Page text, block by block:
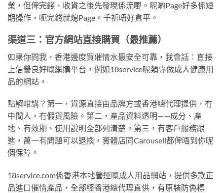
業，但俾完錢、收貨之後先發現係流嘢。呢啲Page好多係短
期操作，呃完錢就熄Page。千祈唔好貪平。
渠道三：官方網站直接購買（最推薦）
如果你問我，香港邊度買催情水最安全可靠，我會話：直接
上信譽良好嘅網購平台，例如18service呢類專做成人健康用
品的網站。
點解咁講？第一，貨源直接由品牌方或香港總代理提供，冇
中間人，冇假貨風險。第二，產品資料透明——成分、產
地、有效期、使用說明全部列清楚。第三，有客戶服務跟
進，萬一有問題可以退換，實體店同Carousell都俾唔到你呢
個保障。
18service.com係香港本地營運嘅成人用品網站，提供多款正
品進口催情產品，全部經香港總代理直供，有原裝防偽標